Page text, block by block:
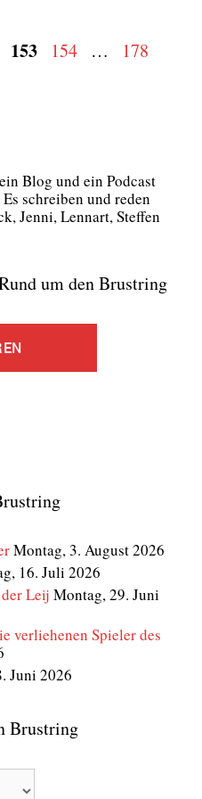
Seite
153 Seite
154 … Seite
178
Blog und ein Pod­cast
schrei­ben und reden
Jen­ni, Lenn­art, Stef­fen
um den Brustring
Montag, 3. August 2026
16. Juli 2026
Leij Montag, 29. Juni
verliehenen Spieler des
Juni 2026
Brustring